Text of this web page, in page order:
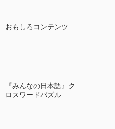
おもしろコンテンツ
『みんなの日本語』ク
ロスワードパズル